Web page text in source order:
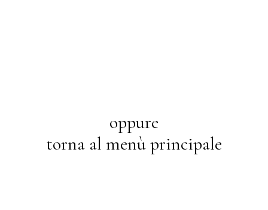
oppure
torna al menù principale